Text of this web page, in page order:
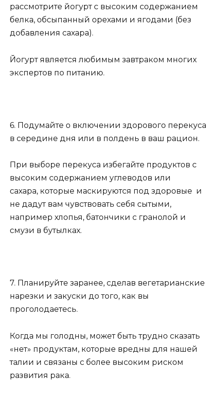
рассмотрите йогурт с высоким содержанием
белка, обсыпанный орехами и ягодами (без
добавления сахара).
Йогурт является любимым завтраком многих
экспертов по питанию.
6. Подумайте о включении здорового перекуса
в середине дня или в полдень в ваш рацион.
При выборе перекуса избегайте продуктов с
высоким содержанием углеводов или
сахара, которые маскируются под здоровые и
не дадут вам чувствовать себя сытыми,
например хлопья, батончики с гранолой и
смузи в бутылках.
7. Планируйте заранее, сделав вегетарианские
нарезки и закуски до того, как вы
проголодаетесь.
Когда мы голодны, может быть трудно сказать
«нет» продуктам, которые вредны для нашей
талии и связаны с более высоким риском
развития рака.